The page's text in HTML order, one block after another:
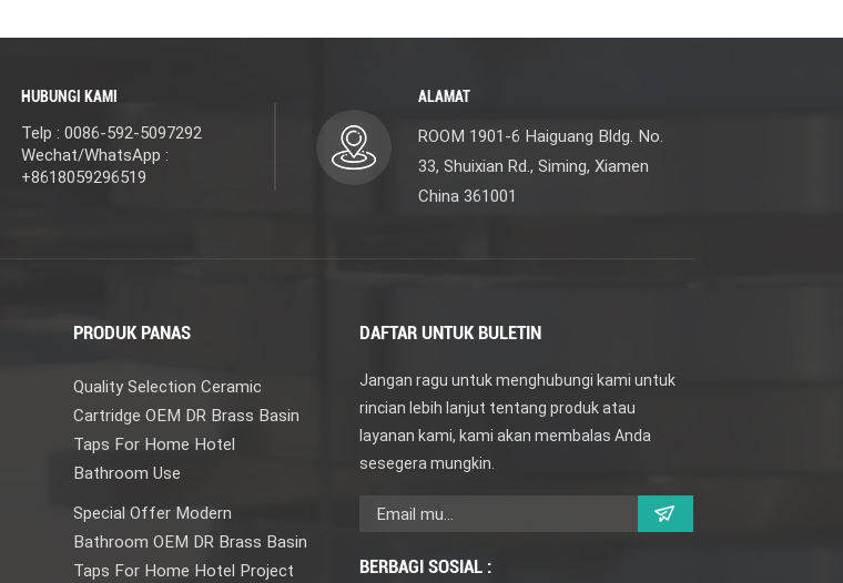
HUBUNGI KAMI
Telp : 0086-592-5097292
Wechat/WhatsApp :
+8618059296519
ALAMAT
ROOM 1901-6 Haiguang Bldg. No.
33, Shuixian Rd., Siming, Xiamen
China 361001
PRODUK PANAS
Quality Selection Ceramic
Cartridge OEM DR Brass Basin
Taps For Home Hotel
Bathroom Use
Special Offer Modern
Bathroom OEM DR Brass Basin
Taps For Home Hotel Project
DAFTAR UNTUK BULETIN
Jangan ragu untuk menghubungi kami untuk
rincian lebih lanjut tentang produk atau
layanan kami, kami akan membalas Anda
sesegera mungkin.
BERBAGI SOSIAL :